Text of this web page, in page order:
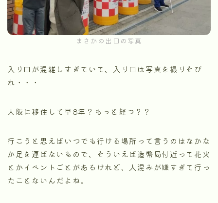
まさかの出口の写真
入り口が混雑しすぎていて、入り口は写真を撮りそび
れ・・・
大阪に移住して早8年？もっと経つ？？
行こうと思えばいつでも行ける場所って言うのはなかな
か足を運ばないもので、そういえば造幣局付近って花火
とかイベントごとがあるけれど、人混みが嫌すぎて行っ
たことないんだよね。